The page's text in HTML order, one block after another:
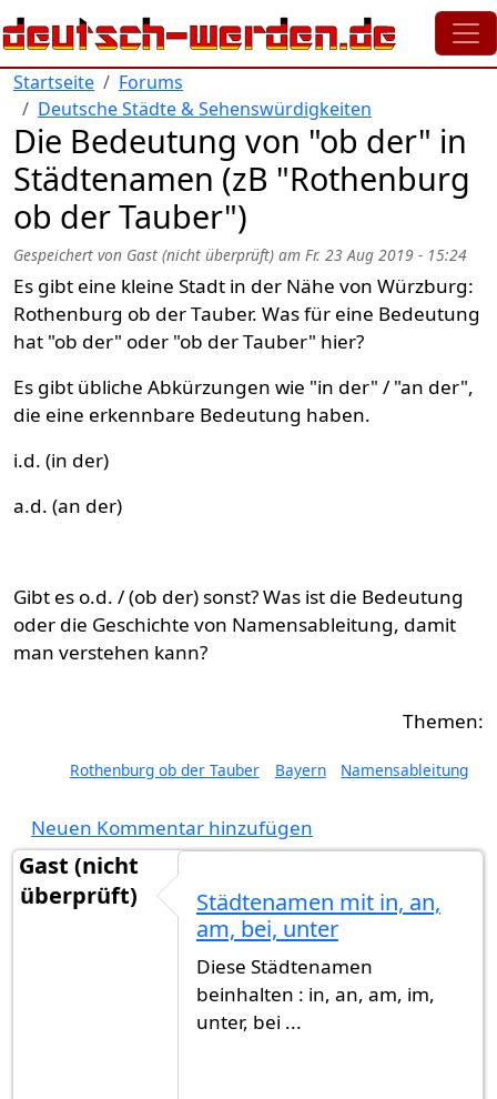
Direkt zum Inhalt
Startseite
Forums
Deutsche Städte & Sehenswürdigkeiten
Die Bedeutung von "ob der" in
Städtenamen (zB "Rothenburg
ob der Tauber")
Gespeichert von Gast (nicht überprüft) am Fr. 23 Aug 2019 - 15:24
Es gibt eine kleine Stadt in der Nähe von Würzburg:
Rothenburg ob der Tauber. Was für eine Bedeutung
hat "ob der" oder "ob der Tauber" hier?
Es gibt übliche Abkürzungen wie "in der" / "an der",
die eine erkennbare Bedeutung haben.
i.d. (in der)
a.d. (an der)
Gibt es o.d. / (ob der) sonst? Was ist die Bedeutung
oder die Geschichte von Namensableitung, damit
man verstehen kann?
Rothenburg ob der Tauber Bayern Namensableitung
Neuen Kommentar hinzufügen
Gast (nicht
überprüft)
Städtenamen mit in, an,
am, bei, unter
Diese Städtenamen
beinhalten : in, an, am, im,
unter, bei ...